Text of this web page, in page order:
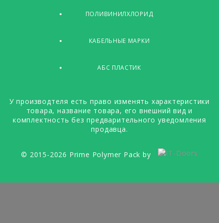
ПОЛИВИНИЛХЛОРИД
КАБЕЛЬНЫЕ МАРКИ
АБС ПЛАСТИК
У производтеля есть право изменять характеристики
товара, название товара, его внешний вид и
комплектность без предварительного уведомления
продавца.
© 2015-2026 Prime Polymer Pack by